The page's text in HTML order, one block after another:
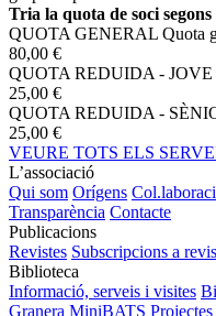
Tria la quota de soci
QUOTA GENERAL Quota
80,00 €
QUOTA REDUIDA - JOVE
25,00 €
QUOTA REDUIDA -
25,00 €
VEURE TOTS ELS
L’associació
Qui som Orígens
Transparència Contacte
Publicacions
Revistes Subscripcions a
Biblioteca
Informació, serveis i visites
Granera MiniBATS Projectes